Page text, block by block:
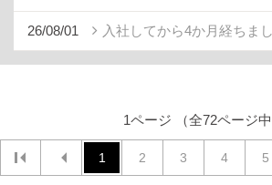
26/08/01 入社してから4か月経ちま
1ページ （全72ページ中
1 2 3 4 5